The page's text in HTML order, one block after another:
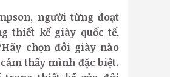
người từng đoạt
thiết kế giày quốc tế,
chọn đôi giày nào
thấy mình đặc biệt.